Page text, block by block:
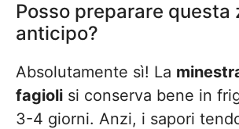
Posso preparare questa
anticipo?
Absolutamente sì! La
fagioli si conserva bene in
3-4 giorni. Anzi, i sapori